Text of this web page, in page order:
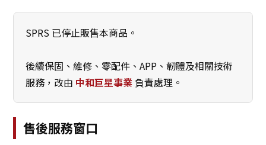
SPRS 已停止販售本商品。
後續保固、維修、零配件、APP、韌體及相關技術
服務，改由 中和巨星事業 負責處理。
售後服務窗口